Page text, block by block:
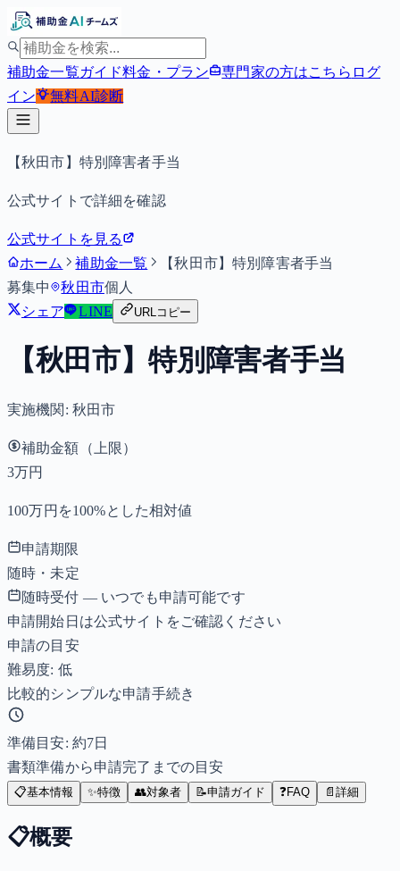
補助金一覧ガイド料金・プラン 専門家の方はこちら ログ
イン
無料AI診断
【秋田市】特別障害者手当
公式サイトで詳細を確認
公式サイトを見る
ホーム
補助金一覧
【秋田市】特別障害者手当
募集中
秋田市個人
シェア
LINE URLコピー
【秋田市】特別障害者手当
実施機関: 秋田市
補助金額（上限）
3万円
100万円を100%とした相対値
申請期限
随時・未定
随時受付 — いつでも申請可能です
申請開始日は公式サイトをご確認ください
申請の目安
難易度: 低
比較的シンプルな申請手続き
準備目安: 約7日
書類準備から申請完了までの目安
📋基本情報 ✨特徴 👥対象者 📝申請ガイド ❓FAQ 📄 詳細
📋概要